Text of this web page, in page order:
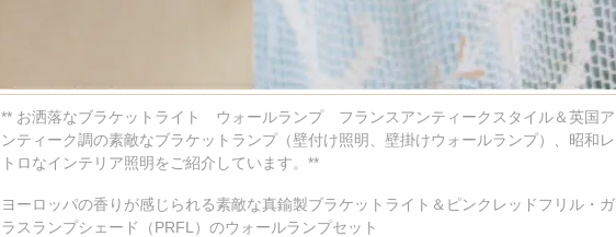
** お洒落なブラケットライト ウォールランプ フランスアンティークスタイル＆英国ア
ンティーク調の素敵なブラケットランプ（壁付け照明、壁掛けウォールランプ）、昭和レ
トロなインテリア照明をご紹介しています。**
ヨーロッパの香りが感じられる素敵な真鍮製ブラケットライト＆ピンクレッドフリル・ガ
ラスランプシェード（PRFL）のウォールランプセット